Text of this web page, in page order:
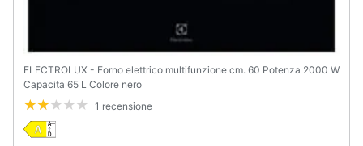
ELECTROLUX - Forno elettrico multifunzione cm. 60 Potenza 2000 W
Capacita 65 L Colore nero
1 recensione